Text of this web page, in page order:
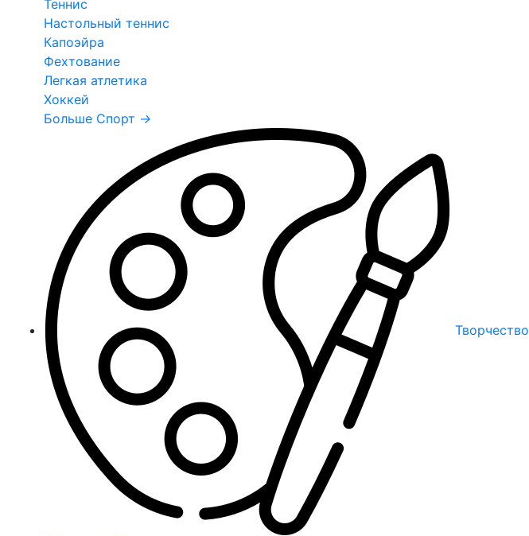
Теннис
Настольный теннис
Капоэйра
Фехтование
Легкая атлетика
Хоккей
Больше Спорт →
Творчество